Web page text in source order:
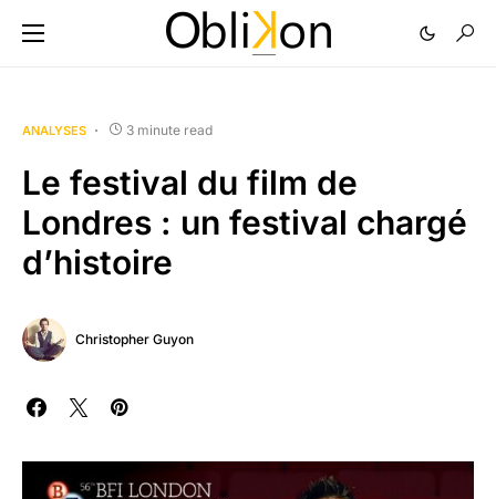
ANALYSES 3 minute read
Le festival du film de
Londres : un festival chargé
d’histoire
Christopher Guyon